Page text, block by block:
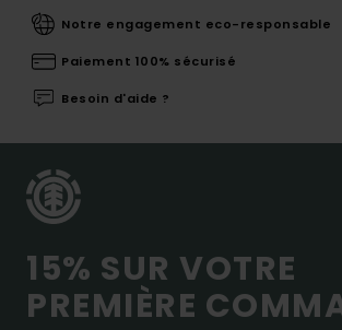
Notre engagement eco-responsable
Paiement 100% sécurisé
Besoin d'aide ?
15% SUR VOTRE
PREMIÈRE